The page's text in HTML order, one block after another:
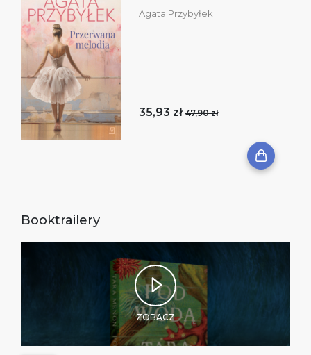
Agata Przybyłek
35,93 zł 47,90 zł
Booktrailery
ZOBACZ